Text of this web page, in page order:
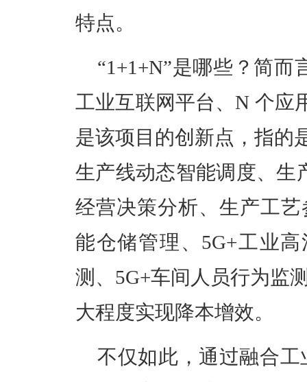
特点。
“1+1+N”是哪些？ 简而
工业互联网平台、N 个应
是该项目的创新点 ，指的
生产线动态智能调度、生
经营决策分析、生产工
能仓储管理、5G+工业
测、5G+车间人员行为监
大程度实现降本增效。
不仅如此，通过融合工